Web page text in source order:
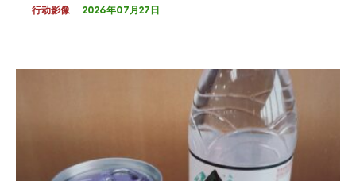
行动影像 2026年07月27日